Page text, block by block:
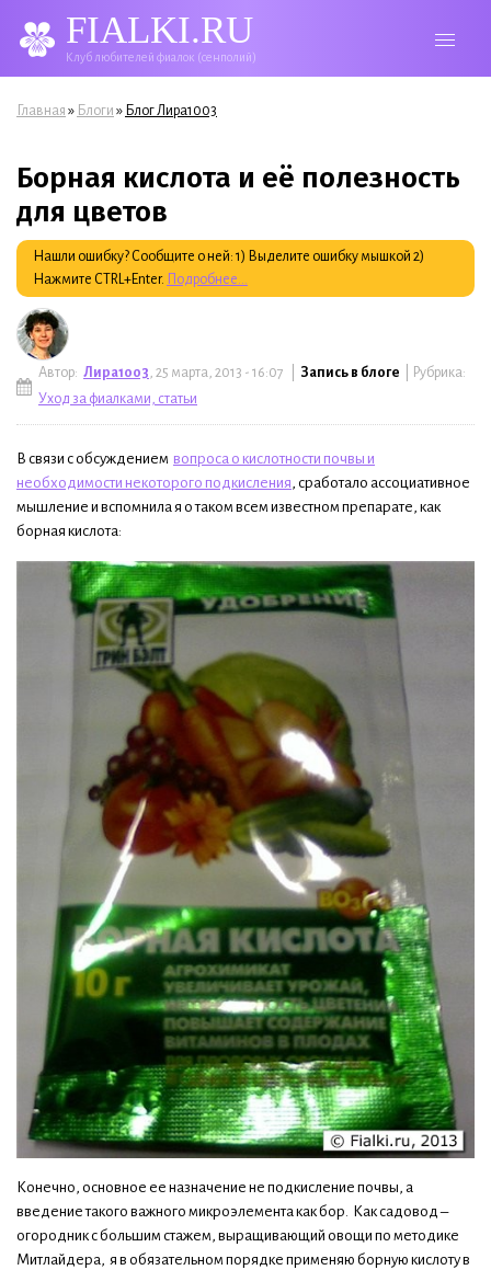
FIALKI.RU
Клуб любителей фиалок (сенполий)
Вы здесь
Главная » Блоги » Блог Лира1003
Борная кислота и её полезность
для цветов
Нашли ошибку? Сообщите о ней: 1) Выделите ошибку мышкой 2)
Нажмите CTRL+Enter. Подробнее...
Автор: Лира1003, 25 марта, 2013 - 16:07 | Запись в блоге | Рубрика:
Уход за фиалками, статьи
В связи с обсуждением вопроса о кислотности почвы и
необходимости некоторого подкисления , сработало ассоциативное
мышление и вспомнила я о таком всем известном препарате, как
борная кислота:
Конечно, основное ее назначение не подкисление почвы, а
введение такого важного микроэлемента как бор. Как садовод –
огородник с большим стажем, выращивающий овощи по методике
Митлайдера, я в обязательном порядке применяю борную кислоту в